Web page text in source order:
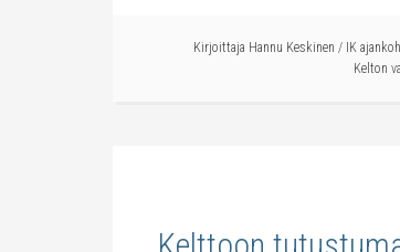
Kirjoittaja Hannu Keskinen / IK
Kelton